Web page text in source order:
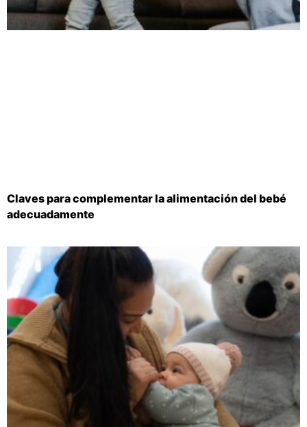
Claves para complementar la alimentación del bebé
adecuadamente